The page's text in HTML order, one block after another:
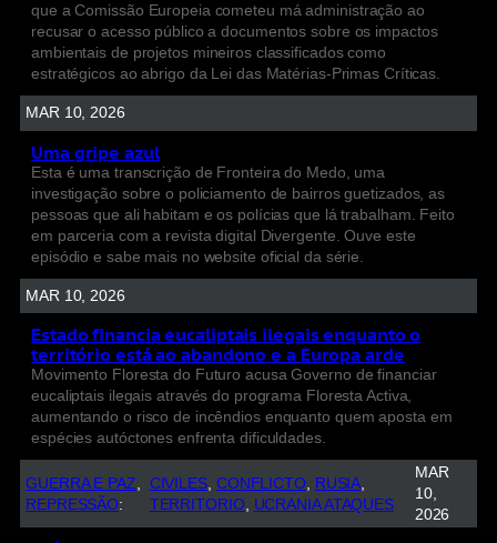
que a Comissão Europeia cometeu má administração ao
recusar o acesso público a documentos sobre os impactos
ambientais de projetos mineiros classificados como
estratégicos ao abrigo da Lei das Matérias-Primas Críticas.
MAR 10, 2026
Uma gripe azul
Esta é uma transcrição de Fronteira do Medo, uma
investigação sobre o policiamento de bairros guetizados, as
pessoas que ali habitam e os polícias que lá trabalham. Feito
em parceria com a revista digital Divergente. Ouve este
episódio e sabe mais no website oficial da série.
MAR 10, 2026
Estado financia eucaliptais ilegais enquanto o
território está ao abandono e a Europa arde
Movimento Floresta do Futuro acusa Governo de financiar
eucaliptais ilegais através do programa Floresta Activa,
aumentando o risco de incêndios enquanto quem aposta em
espécies autóctones enfrenta dificuldades.
GUERRA E PAZ
REPRESSÃO:
CIVILES CONFLICTO, RUSIA
TERRITORIO, UCRANIA ATAQUES
MAR
10,
2026